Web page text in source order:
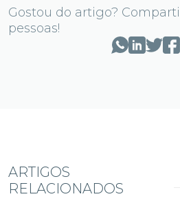
Gostou do artigo?
pessoas!
ARTIGOS
RELACIONADOS